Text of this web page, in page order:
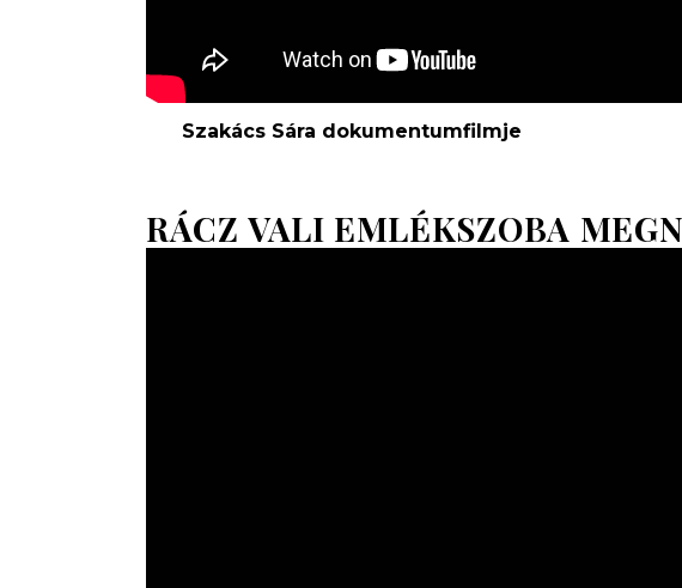
Szakács Sára dokumentumfilmje
RÁCZ VALI EMLÉKSZOBA